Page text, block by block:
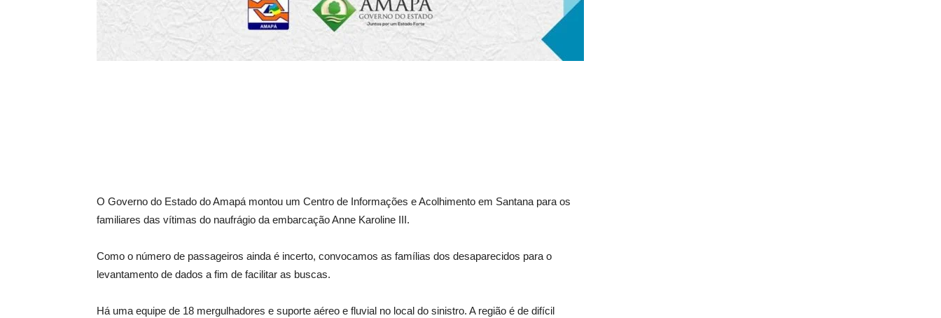
O Governo do Estado do Amapá montou um Centro de Informações e Acolhimento em Santana para os
familiares das vítimas do naufrágio da embarcação Anne Karoline III.
Como o número de passageiros ainda é incerto, convocamos as famílias dos desaparecidos para o
levantamento de dados a fim de facilitar as buscas.
Há uma equipe de 18 mergulhadores e suporte aéreo e fluvial no local do sinistro. A região é de difícil